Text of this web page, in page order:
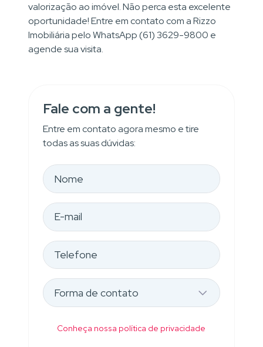
valorização ao imóvel. Não perca esta excelente
oportunidade! Entre em contato com a Rizzo
Imobiliária pelo WhatsApp (61) 3629-9800 e
agende sua visita.
Fale com a gente!
Entre em contato agora mesmo e tire
todas as suas dúvidas:
Conheça nossa política de privacidade